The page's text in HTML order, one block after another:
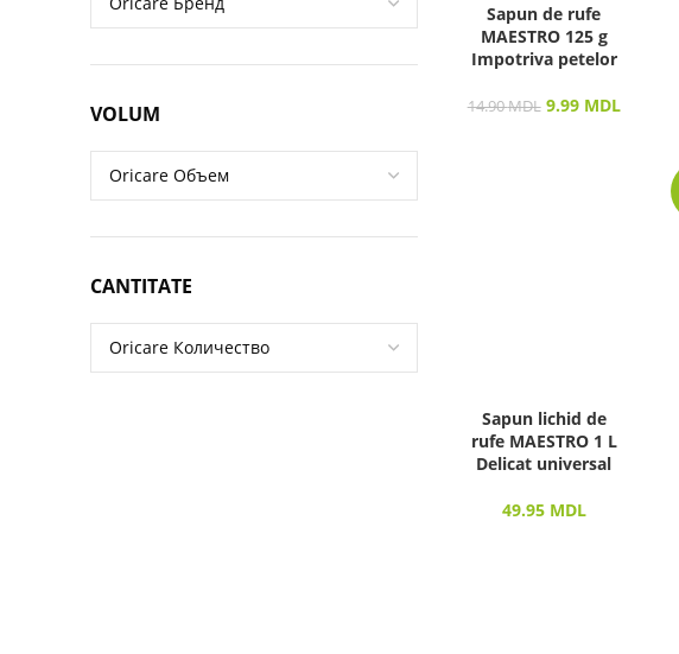
VOLUM
CANTITATE
Sapun de rufe
MAESTRO 125 g
Impotriva petelor
14.90MDL 9.99 MDL
Sapun lichid de
rufe MAESTRO 1 L
Delicat universal
49.95 MDL